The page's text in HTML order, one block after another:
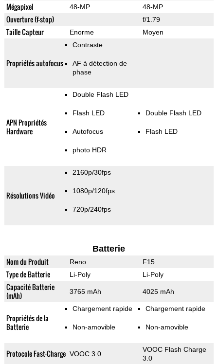
Mégapixel 48-MP 48-MP
Ouverture (f-stop) f/1.79
Taille Capteur Enorme Moyen
Propriétés autofocus
Contraste
AF à détection de
phase
APN Propriétés
Hardware
Double Flash LED
Flash LED
Autofocus
photo HDR
Double Flash LED
Flash LED
Résolutions Vidéo
2160p/30fps
1080p/120fps
720p/240fps
Batterie
Nom du Produit Reno F15
Type de Batterie Li-Poly Li-Poly
Capacité Batterie
(mAh)
3765 mAh 4025 mAh
Propriétés de la
Batterie
Chargement rapide
Non-amovible
Chargement rapide
Non-amovible
Protocole Fast-Charge VOOC 3.0
VOOC Flash Charge
3.0